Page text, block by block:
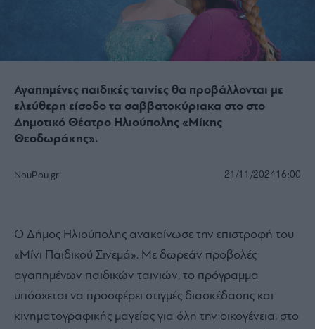
Αγαπημένες παιδικές ταινίες θα προβάλλονται με
ελεύθερη είσοδο τα σαββατοκύριακα στο στο
Δημοτικό Θέατρο Ηλιούπολης «Μίκης
Θεοδωράκης».
NouPou.gr 21/11/202416:00
Ο Δήμος Ηλιούπολης ανακοίνωσε την επιστροφή του
«Μίνι Παιδικού Σινεμά». Με δωρεάν προβολές
αγαπημένων παιδικών ταινιών, το πρόγραμμα
υπόσχεται να προσφέρει στιγμές διασκέδασης και
κινηματογραφικής μαγείας για όλη την οικογένεια, στο